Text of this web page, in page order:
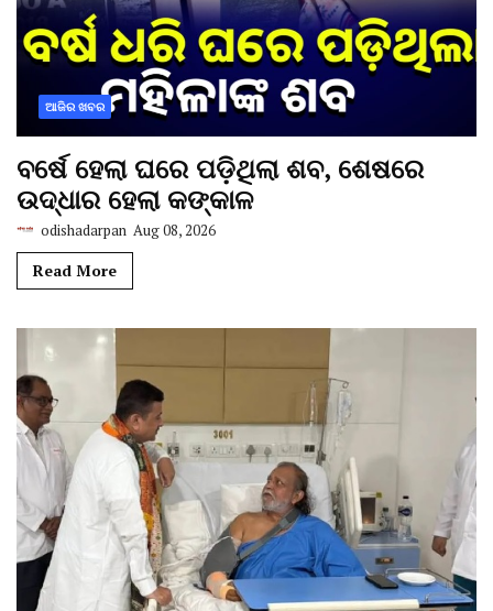
ଆଜିର ଖବର
ବର୍ଷେ ହେଲା ଘରେ ପଡ଼ିଥିଲା ଶବ, ଶେଷରେ
ଉଦ୍ଧାର ହେଲା କଙ୍କାଳ
odishadarpan Aug 08, 2026
Read More